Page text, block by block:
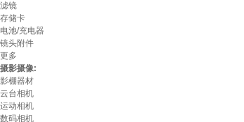
滤镜
存储卡
电池/充电器
镜头附件
更多
摄影摄像:
影棚器材
云台相机
运动相机
数码相机